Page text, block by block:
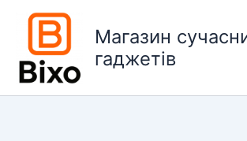
вмісту
Магазин
гаджетів